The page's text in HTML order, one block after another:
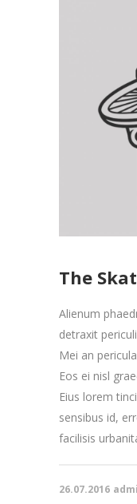
The
Alienum
detraxit
Mei an
Eos ei nisl
Eius lorem
sensibus id,
facilisis
26.07.2016